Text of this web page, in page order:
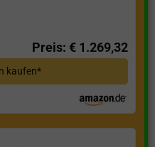
Preis: € 1.269,32
kaufen*